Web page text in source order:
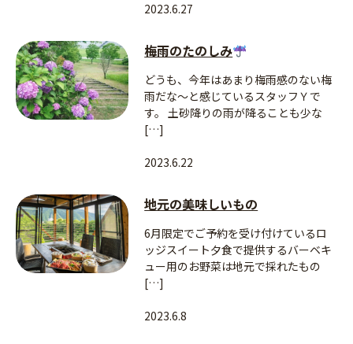
2023.6.27
梅雨のたのしみ
どうも、今年はあまり梅雨感のない梅
雨だな～と感じているスタッフＹで
す。 土砂降りの雨が降ることも少な
[…]
2023.6.22
地元の美味しいもの
6月限定でご予約を受け付けているロ
ッジスイート夕食で提供するバーベキ
ュー用のお野菜は地元で採れたもの
[…]
2023.6.8